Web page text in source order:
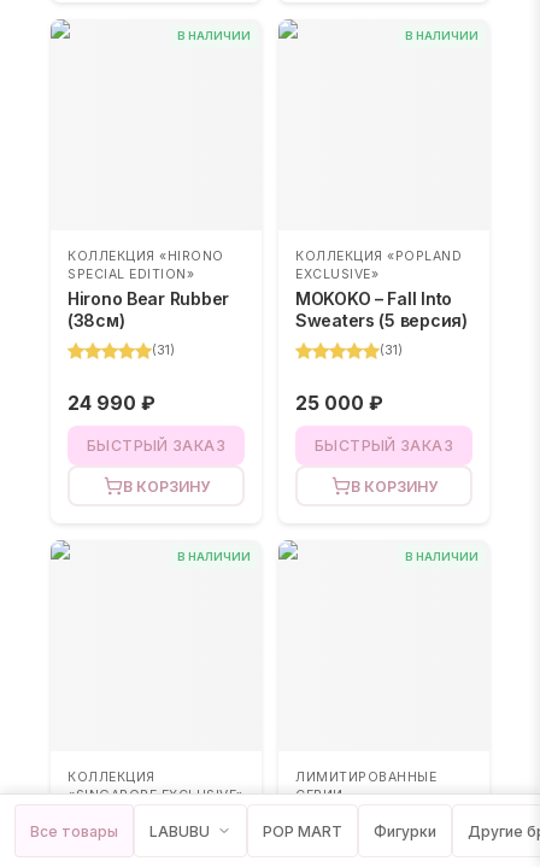
Все товары LABUBU POP MART Фигурки Другие
В НАЛИЧИИ
КОЛЛЕКЦИЯ «HIRONO
SPECIAL EDITION»
Hirono Bear Rubber
(38см)
(31)
24 990 ₽
БЫСТРЫЙ ЗАКАЗ
В КОРЗИНУ
В НАЛИЧИИ
КОЛЛЕКЦИЯ «POPLAND
EXCLUSIVE»
MOKOKO – Fall Into
Sweaters (5 версия)
(31)
25 000 ₽
БЫСТРЫЙ ЗАКАЗ
В КОРЗИНУ
В НАЛИЧИИ
КОЛЛЕКЦИЯ
«SINGAPORE EXCLUSIVE»
Seek
В НАЛИЧИИ
ЛИМИТИРОВАННЫЕ
СЕРИИ
Labubu – Flip With
Me